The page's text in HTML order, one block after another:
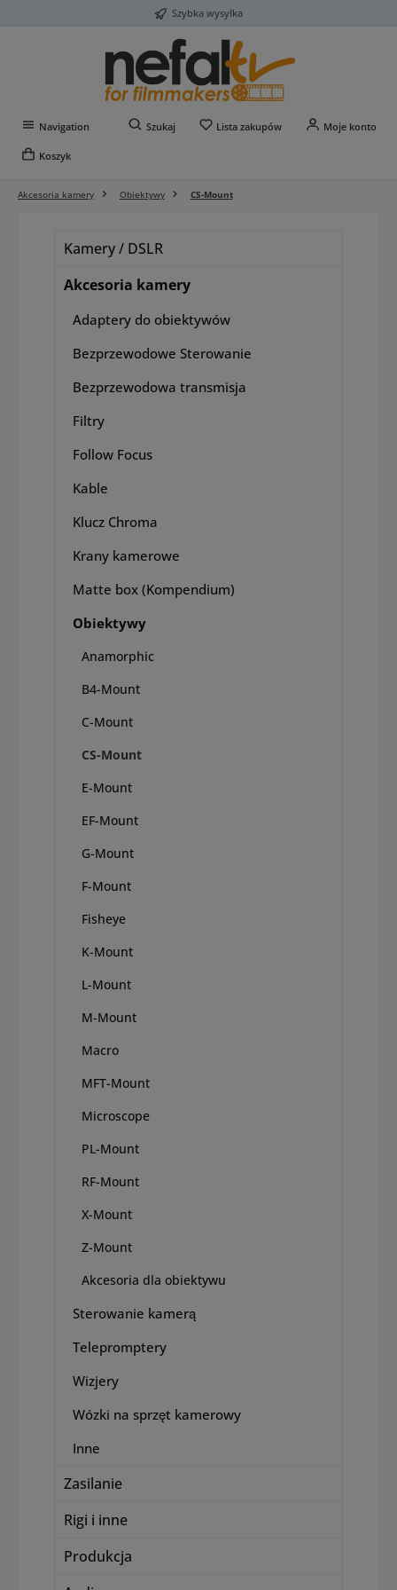
Szybka wysyłka
Navigation Szukaj Lista zakupówMasz 0 przedmioty na
Moje konto
Koszyk
Akcesoria kamery Obiektywy CS-Mount
Kamery / DSLR
Akcesoria kamery
Adaptery do obiektywów
Bezprzewodowe Sterowanie
Bezprzewodowa transmisja
Filtry
Follow Focus
Kable
Klucz Chroma
Krany kamerowe
Matte box (Kompendium)
Obiektywy
Anamorphic
B4-Mount
C-Mount
CS-Mount
E-Mount
EF-Mount
G-Mount
F-Mount
Fisheye
K-Mount
L-Mount
M-Mount
Macro
MFT-Mount
Microscope
PL-Mount
RF-Mount
X-Mount
Z-Mount
Akcesoria dla obiektywu
Sterowanie kamerą
Telepromptery
Wizjery
Wózki na sprzęt kamerowy
Inne
Zasilanie
Rigi i inne
Produkcja